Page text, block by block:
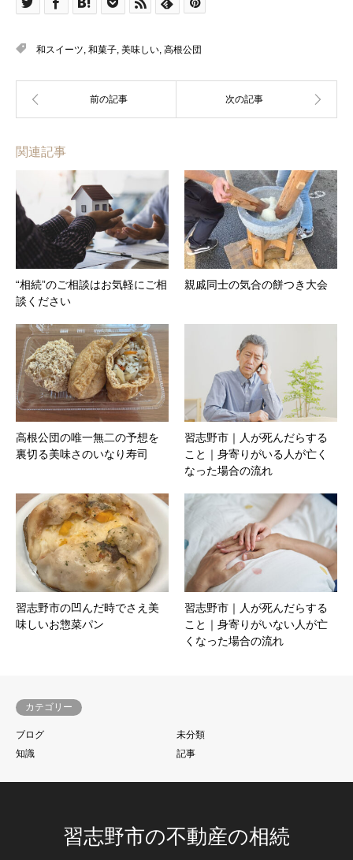
和スイーツ, 和菓子, 美味しい, 高根公団
関連記事
“相続”のご相談はお気軽にご相
談ください
親戚同士の気合の餅つき大会
高根公団の唯一無二の予想を
裏切る美味さのいなり寿司
習志野市｜人が死んだらする
こと｜身寄りがいる人が亡く
なった場合の流れ
習志野市の凹んだ時でさえ美
味しいお惣菜パン
習志野市｜人が死んだらする
こと｜身寄りがいない人が亡
くなった場合の流れ
カテゴリー
ブログ
未分類
知識
記事
習志野市の不動産の相続